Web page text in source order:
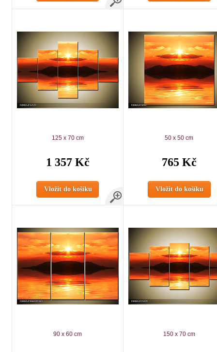
125 x 70 cm
1 357 Kč
Vložit do košíku
50 x 50 cm
765 Kč
Vložit do košíku
90 x 60 cm 150 x 70 cm